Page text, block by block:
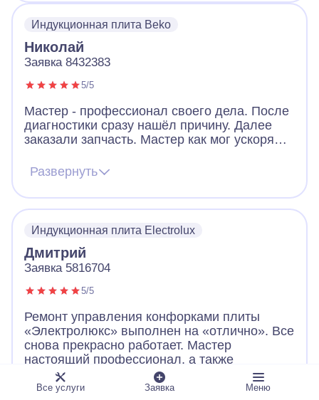
Индукционная плита Beko
Николай
Заявка 8432383
5/5
Мастер - профессионал своего дела. После
диагностики сразу нашёл причину. Далее
заказали запчасть. Мастер как мог ускорял
запчасть, поставили, все работает. Видно,
что человек переживает за клиента. Ещё
дал ценные советы по использованию
посуды для плиты. Огромное спасибо!
Развернуть
Индукционная плита Electrolux
Дмитрий
Заявка 5816704
5/5
Ремонт управления конфорками плиты
«Электролюкс» выполнен на «отлично». Все
снова прекрасно работает. Мастер
настоящий профессионал, а также
пунктуальный, вежливый и приятный в
общении человек.
Все услуги Заявка Меню